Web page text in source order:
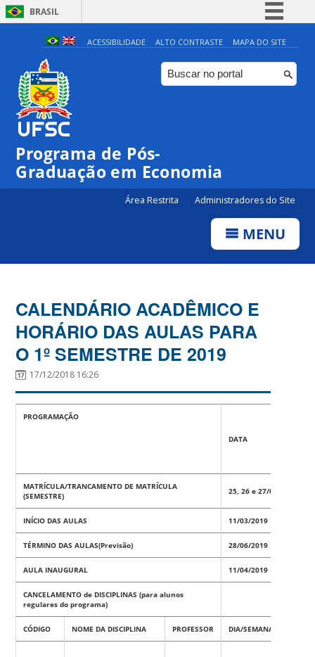
BRASIL
Simplifique!
Comunica BR
Participe
ACESSIBILIDADE ALTO CONTRASTE MAPA DO SITE
Programa de Pós-
Graduação em Economia
Área Restrita Administradores do Site
MENU
CALENDÁRIO ACADÊMICO E
HORÁRIO DAS AULAS PARA
O 1º SEMESTRE DE 2019
17/12/2018 16:26
PROGRAMAÇÃO
DATA
MATRÍCULA/TRANCAMENTO DE MATRÍCULA
(SEMESTRE)
25, 26 e 27/02/2019
INÍCIO DAS AULAS 11/03/2019
TÉRMINO DAS AULAS(Previsão) 28/06/2019
AULA INAUGURAL 11/04/2019
CANCELAMENTO de DISCIPLINAS (para alunos
regulares do programa)
CÓDIGO NOME DA DISCIPLINA PROFESSOR DIA/SEMANA